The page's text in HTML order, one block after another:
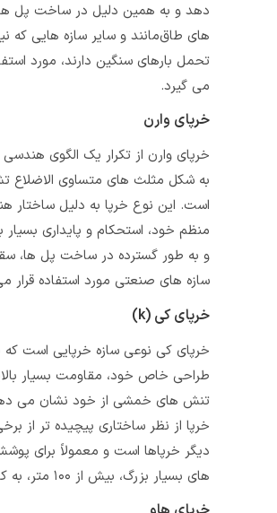
دهد و به همین دلیل در ساخت پل‌ ها، سازه‌
های طاق‌مانند و سایر سازه‌ هایی که نیاز به
تحمل بارهای سنگین دارند، مورد استفاده قرار
خرپای وارن
خرپای وارن از تکرار یک الگوی هندسی مشخص
به شکل مثلث‌ های متساوی‌ الاضلاع تشکیل شده
است. این نوع خرپا به دلیل ساختار هندسی
منظم خود، استحکام و پایداری بسیار بالایی دارد
و به طور گسترده در ساخت پل‌ ها، سقف‌ ها و
سازه‌ های صنعتی مورد استفاده قرار می‌ گیرد.
خرپای کی (k)
خرپای کی نوعی سازه خرپایی است که به دلیل
طراحی خاص خود، مقاومت بسیار بالایی در برابر
تنش‌ های خمشی از خود نشان می‌ دهد. این
خرپا از نظر ساختاری پیچیده‌ تر از برخی انواع
دیگر خرپاها است و معمولاً برای پوشش دهانه‌
های بسیار بزرگ، بیش از ۱۰۰ متر، به کار می‌ رود.